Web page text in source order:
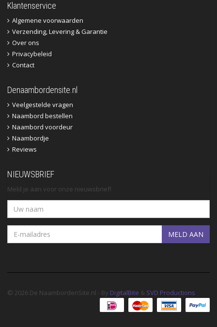
Klantenservice
Algemene voorwaarden
Verzending, Levering & Garantie
Over ons
Privacybeleid
Contact
Denaambordensite.nl
Veelgestelde vragen
Naambord bestellen
Naambord voordeur
Naambordje
Reviews
NIEUWSBRIEF
Meld je aan voor onze nieuwsbrief!
MELD AAN
© 2026 De NaambordenSite.nl - By DigitalBite & SVD Productions